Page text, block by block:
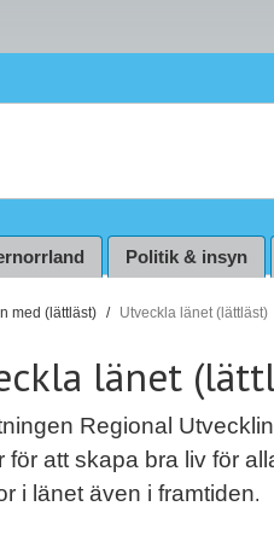
Politik & insyn
med (lättläst) Utveckla länet (lättläst)
länet
Regional
för att skapa bra liv för
i länet även i framtiden.